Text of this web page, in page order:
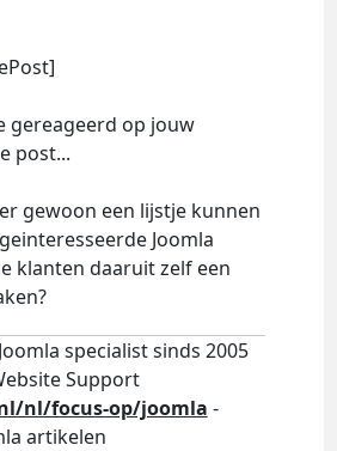
gereageerd op jouw
post...
gewoon een lijstje kunnen
Joomla
klanten daaruit zelf een
specialist sinds 2005
Support
nl/focus-op/joomla -
artikelen